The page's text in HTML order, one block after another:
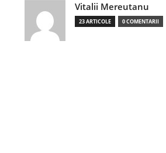
Vitalii Mereutanu
23 ARTICOLE 0 COMENTARII